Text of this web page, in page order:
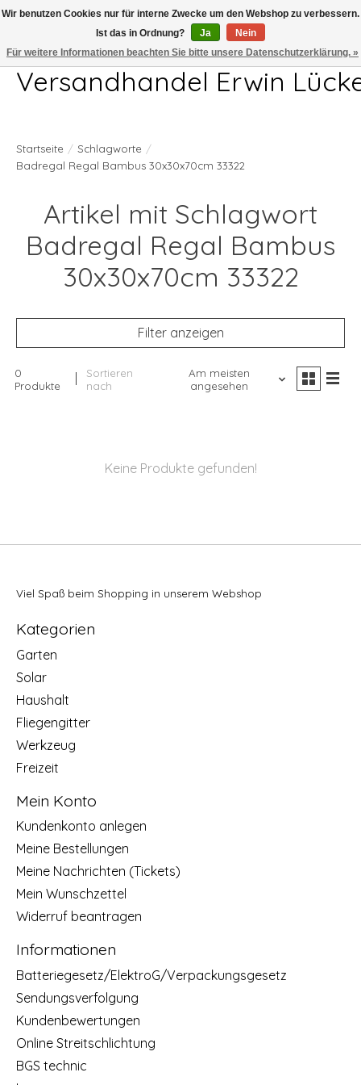
Telefon 04407 715872 MO-DO 7.00-17.00Uhr FR 7.00-13.00Uhr
Versandhandel Erwin
Startseite / Schlagworte /
Badregal Regal Bambus 30x30x70cm 33322
Artikel mit Schlagwort
Badregal Regal Bambus
30x30x70cm 33322
Filter anzeigen
0
Produkte
Sortieren
nach
Am meisten
angesehen
Keine Produkte gefunden!
Viel Spaß beim Shopping in unserem Webshop
Kategorien
Garten
Solar
Haushalt
Fliegengitter
Werkzeug
Freizeit
Mein Konto
Kundenkonto anlegen
Meine Bestellungen
Meine Nachrichten (Tickets)
Mein Wunschzettel
Widerruf beantragen
Informationen
Batteriegesetz/ElektroG/Verpackungsgesetz
Sendungsverfolgung
Kundenbewertungen
Online Streitschlichtung
BGS technic
Wir benutzen Cookies nur für interne Zwecke um den Webshop zu verbessern.
Ist das in Ordnung?
Ja
Nein
Für weitere Informationen beachten Sie bitte unsere Datenschutzerklärung. »